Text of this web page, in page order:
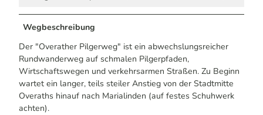
Wegbeschreibung
Der "Overather Pilgerweg" ist ein abwechslungsreicher
Rundwanderweg auf schmalen Pilgerpfaden,
Wirtschaftswegen und verkehrsarmen Straßen. Zu Beginn
wartet ein langer, teils steiler Anstieg von der Stadtmitte
Overaths hinauf nach Marialinden (auf festes Schuhwerk
achten).